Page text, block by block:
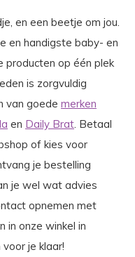
en een beetje om jou.
en handigste baby- en
producten op één plek
is zorgvuldig
van goede merken
en Daily Brat . Betaal
of kies voor
je bestelling
je wel wat advies
opnemen met
in onze winkel in
je klaar!